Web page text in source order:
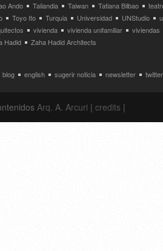
Ando Tailandia Taiwan Tatiana Bilbao
Toyo Ito Turquia Universidad UNStudio
vivienda vivienda unifamiliar
viviendas
Hadid Zaha Hadid Architects
blog english sugerir noticia newsletter twitter
Arq. A. Arcuri | credits |